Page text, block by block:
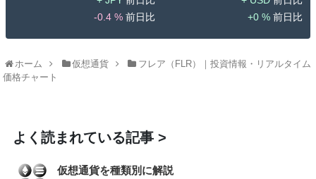
-0.4 %
0 %
ホーム 仮想通貨
フレア（FLR）｜投資情報・リアルタイム
価格チャート
よく読まれている記事
仮想通貨を種類別に解説